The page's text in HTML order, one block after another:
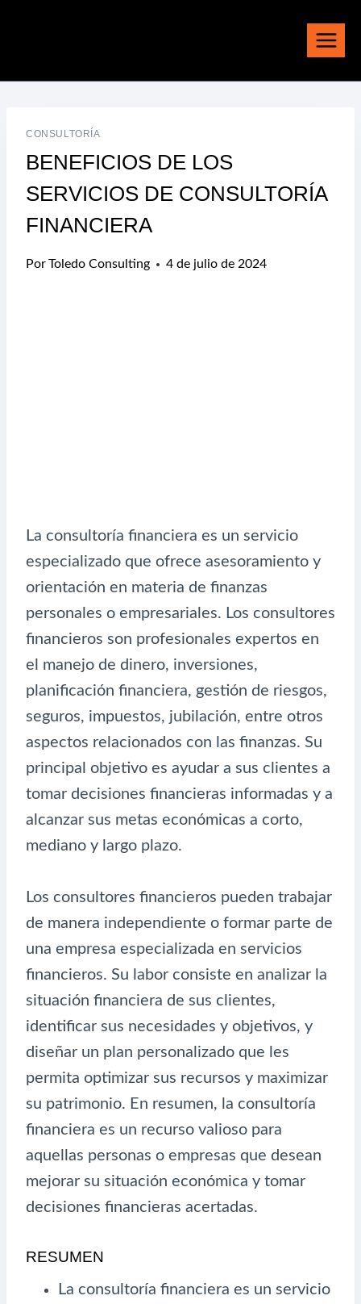
CONSULTORÍA
BENEFICIOS DE LOS
SERVICIOS DE CONSULTORÍA
FINANCIERA
PorToledo Consulting 4 de julio de 2024
La consultoría financiera es un servicio
especializado que ofrece asesoramiento y
orientación en materia de finanzas
personales o empresariales. Los consultores
financieros son profesionales expertos en
el manejo de dinero, inversiones,
planificación financiera, gestión de riesgos,
seguros, impuestos, jubilación, entre otros
aspectos relacionados con las finanzas. Su
principal objetivo es ayudar a sus clientes a
tomar decisiones financieras informadas y a
alcanzar sus metas económicas a corto,
mediano y largo plazo.
Los consultores financieros pueden trabajar
de manera independiente o formar parte de
una empresa especializada en servicios
financieros. Su labor consiste en analizar la
situación financiera de sus clientes,
identificar sus necesidades y objetivos, y
diseñar un plan personalizado que les
permita optimizar sus recursos y maximizar
su patrimonio. En resumen, la consultoría
financiera es un recurso valioso para
aquellas personas o empresas que desean
mejorar su situación económica y tomar
decisiones financieras acertadas.
RESUMEN
La consultoría financiera es un servicio